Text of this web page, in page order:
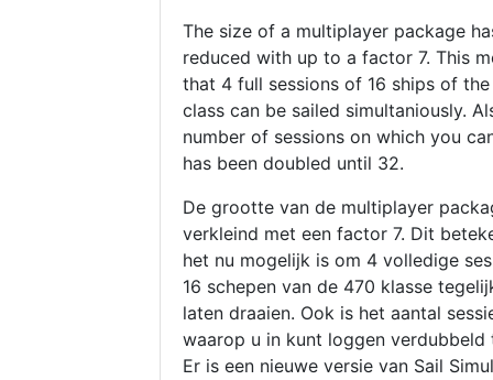
The size of a multiplayer package
reduced with up to a factor 7. This
that 4 full sessions of 16 ships of
class can be sailed simultaniously.
number of sessions on which you
has been doubled until 32.
De grootte van de multiplayer
verkleind met een factor 7. Dit
het nu mogelijk is om 4 volledige
16 schepen van de 470 klasse
laten draaien. Ook is het aantal
waarop u in kunt loggen verdubbeld
Er is een nieuwe versie van Sail